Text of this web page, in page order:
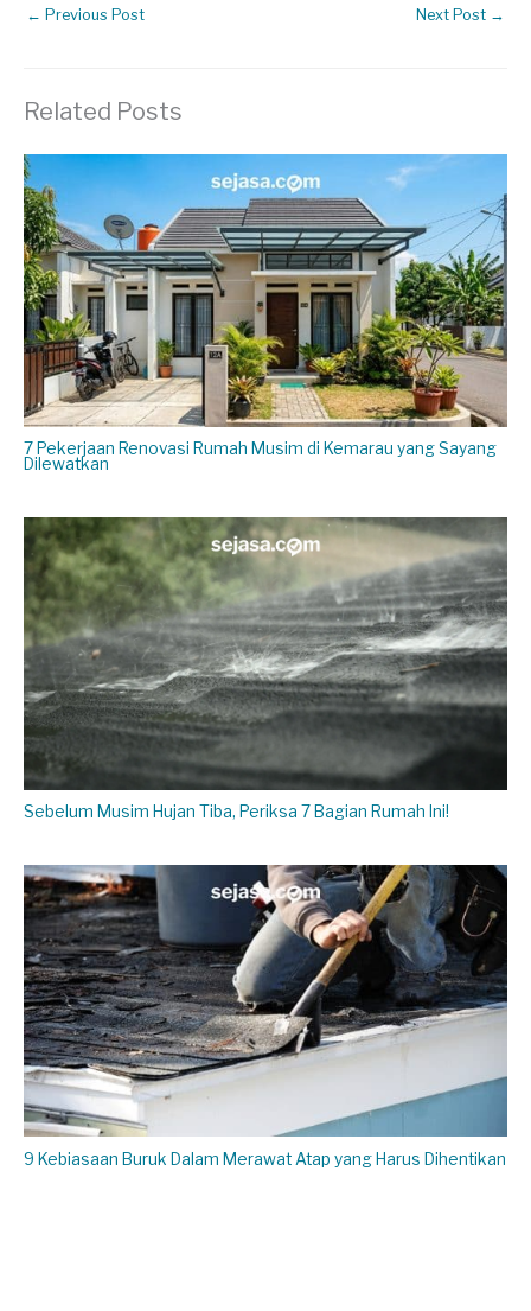
← Previous Post Next Post →
Related Posts
7 Pekerjaan Renovasi Rumah Musim di Kemarau yang Sayang
Dilewatkan
Sebelum Musim Hujan Tiba, Periksa 7 Bagian Rumah Ini!
9 Kebiasaan Buruk Dalam Merawat Atap yang Harus Dihentikan